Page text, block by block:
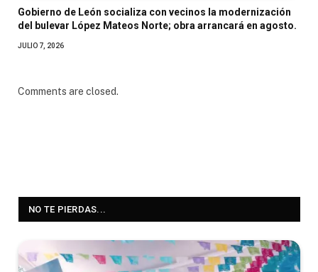
Gobierno de León socializa con vecinos la modernización
del bulevar López Mateos Norte; obra arrancará en agosto.
JULIO 7, 2026
Comments are closed.
NO TE PIERDAS...